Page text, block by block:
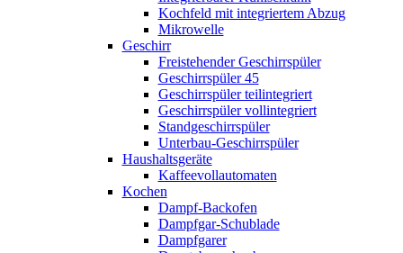
Kochfeld mit integriertem Abzug
Mikrowelle
Geschirr
Freistehender Geschirrspüler
Geschirrspüler 45
Geschirrspüler teilintegriert
Geschirrspüler vollintegriert
Standgeschirrspüler
Unterbau-Geschirrspüler
Haushaltsgeräte
Kaffeevollautomaten
Kochen
Dampf-Backofen
Dampfgar-Schublade
Dampfgarer